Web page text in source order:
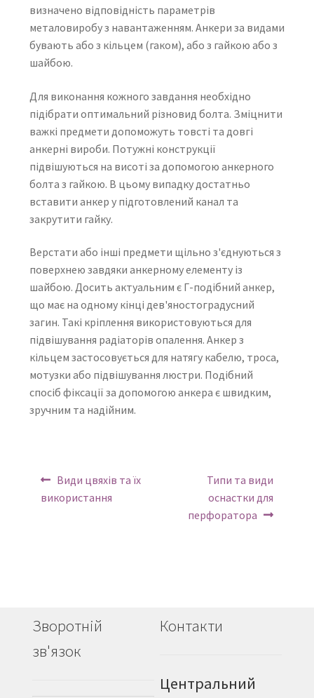
визначено відповідність параметрів
металовиробу з навантаженням. Анкери за видами
бувають або з кільцем (гаком), або з гайкою або з
шайбою.
Для виконання кожного завдання необхідно
підібрати оптимальний різновид болта. Зміцнити
важкі предмети допоможуть товсті та довгі
анкерні вироби. Потужні конструкції
підвішуються на висоті за допомогою анкерного
болта з гайкою. В цьому випадку достатньо
вставити анкер у підготовлений канал та
закрутити гайку.
Верстати або інші предмети щільно з'єднуються з
поверхнею завдяки анкерному елементу із
шайбою. Досить актуальним є Г-подібний анкер,
що має на одному кінці дев'яностоградусний
загин. Такі кріплення використовуються для
підвішування радіаторів опалення. Анкер з
кільцем застосовується для натягу кабелю, троса,
мотузки або підвішування люстри. Подібний
спосіб фіксації за допомогою анкера є швидким,
зручним та надійним.
Навігація
за
Попереднє:
Види цвяхів та їх
використання
Наступний:
Типи та види
оснастки для
перфоратора
Зворотній
зв'язок
Контакти
Центральний